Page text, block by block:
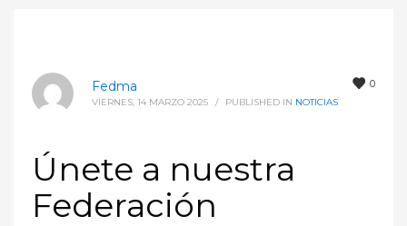
0
Fedma
VIERNES, 14 MARZO 2025 / PUBLISHED IN NOTICIAS
Únete a nuestra
Federación